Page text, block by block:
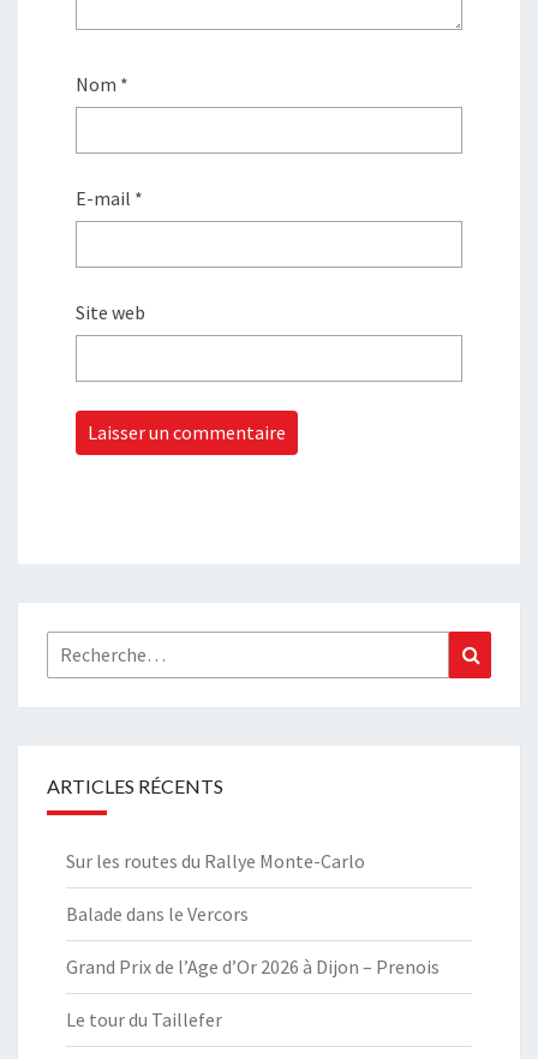
Nom *
E-mail *
Site web
Rechercher :
ARTICLES RÉCENTS
Sur les routes du Rallye Monte-Carlo
Balade dans le Vercors
Grand Prix de l’Age d’Or 2026 à Dijon – Prenois
Le tour du Taillefer